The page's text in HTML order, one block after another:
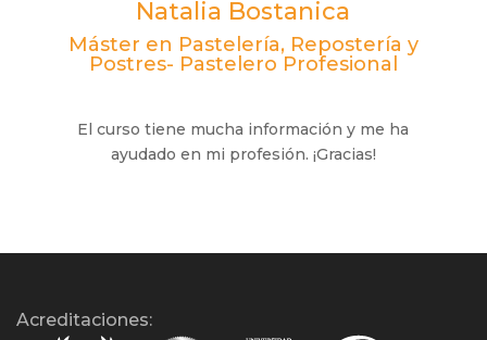
Natalia Bostanica
Máster en Pastelería, Repostería y
Postres- Pastelero Profesional
El curso tiene mucha información y me ha
ayudado en mi profesión. ¡Gracias!
Acreditaciones: